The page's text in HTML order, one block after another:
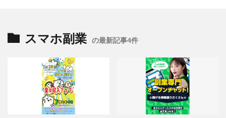
スマホ副業 の最新記事4件